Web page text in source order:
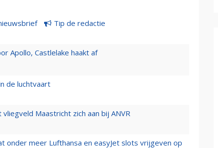
Tip de redactie
Apollo, Castlelake haakt af
de luchtvaart
Maastricht zich aan bij ANVR
onder meer Lufthansa en easyJet slots vrijgeven op